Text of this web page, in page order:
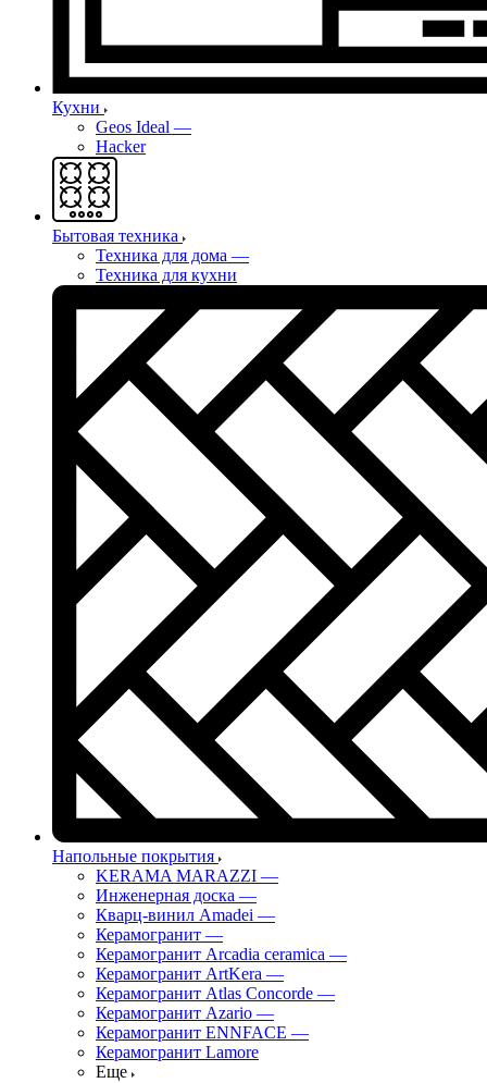
Кухни
Geos Ideal —
Hacker
Бытовая техника
Техника для дома —
Техника для кухни
Напольные покрытия
KERAMA MARAZZI —
Инженерная доска —
Кварц-винил Amadei —
Керамогранит —
Керамогранит Arcadia ceramica —
Керамогранит ArtKera —
Керамогранит Atlas Concorde —
Керамогранит Azario —
Керамогранит ENNFACE —
Керамогранит Lamore
Еще